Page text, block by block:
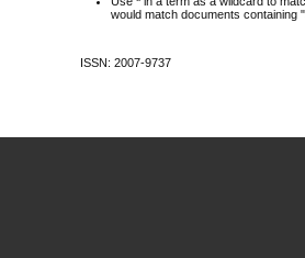
would match documents containing
ISSN: 2007-9737